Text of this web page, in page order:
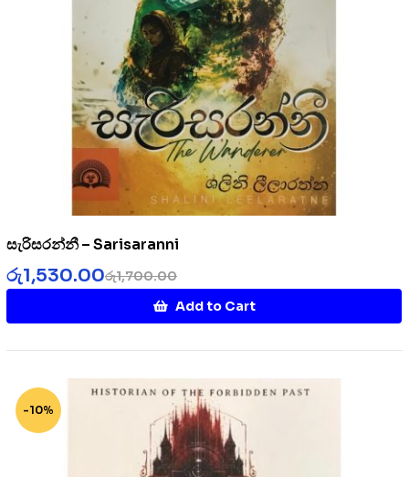
සැරිසරන්නී – Sarisaranni
රු1,700.00
රු1,530.00
Add to Cart
-10%